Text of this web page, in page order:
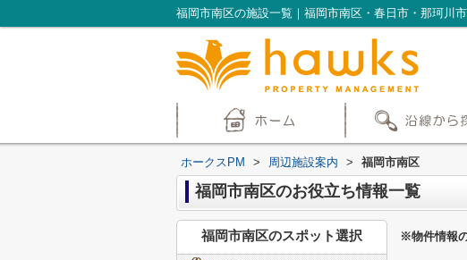
福岡市南区の施設一覧｜福岡市南区・春日市・那珂川
ホークスPM > 周辺施設案内 > 福岡市南区
福岡市南区のお役立ち情報一覧
※物件情報
福岡市南区のスポット選択